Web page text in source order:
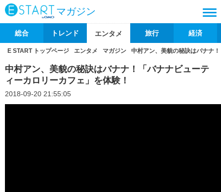
マガジン
総合 トレンド エンタメ 旅行 経済
E START トップページ エンタメ マガジン 中村アン、美貌の秘訣はバナナ
中村アン、美貌の秘訣はバナナ！「バナナビューテ
ィーカロリーカフェ」を体験！
2018-09-20 21:55:05